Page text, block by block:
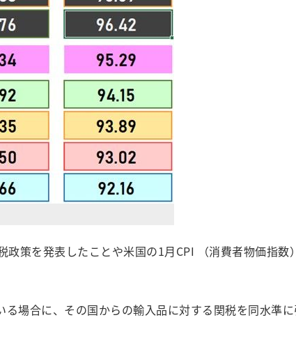
策を発表したことや米国の1月CPI （消費者物価指数
場合に、その国からの輸入品に対する関税を同水準